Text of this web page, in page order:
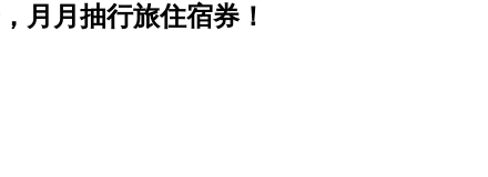
月月抽行旅住宿券！